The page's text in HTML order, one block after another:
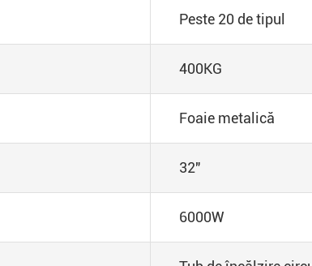
Peste 20 de tipul
400KG
Foaie metalică
32"
6000W